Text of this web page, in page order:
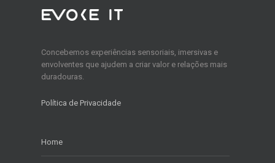
Concebemos experiências sensoriais, imersivas e
envolventes que ajudem a criar valor e relações mais
duradouras.
Política de Privacidade
Home